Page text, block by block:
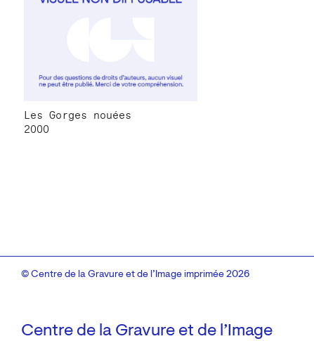
Les Gorges nouées
2000
Centre de la Gravure et de l’Image
© Centre de la Gravure et de l’Image imprimée 2026